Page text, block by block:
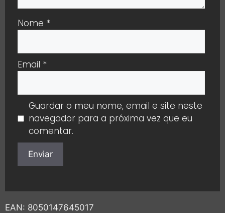
Nome *
Email *
Guardar o meu nome, email e site neste
navegador para a próxima vez que eu
comentar.
EAN: 8050147645017